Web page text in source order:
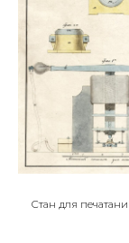
Стан для